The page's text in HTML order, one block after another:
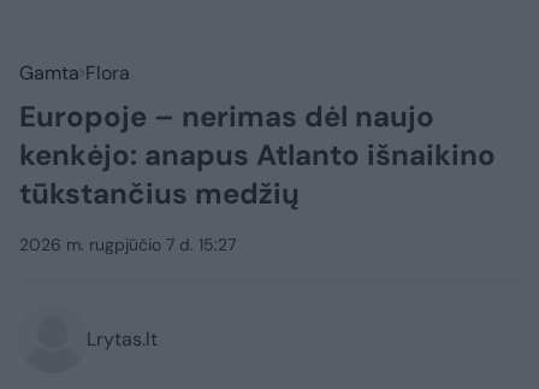
Gamta Flora
Europoje – nerimas dėl naujo
kenkėjo: anapus Atlanto išnaikino
tūkstančius medžių
2026 m. rugpjūčio 7 d. 15:27
Lrytas.lt